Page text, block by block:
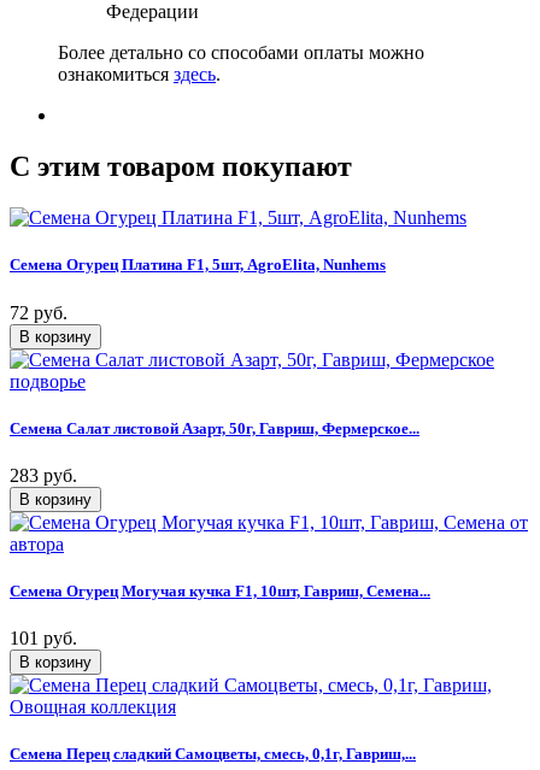
Федерации
Более детально со способами оплаты можно
ознакомиться здесь.
C этим товаром покупают
Семена Огурец Платина F1, 5шт, AgroElita, Nunhems
72 руб.
Семена Салат листовой Азарт, 50г, Гавриш, Фермерское...
283 руб.
Семена Огурец Могучая кучка F1, 10шт, Гавриш, Семена...
101 руб.
Семена Перец сладкий Самоцветы, смесь, 0,1г, Гавриш,...